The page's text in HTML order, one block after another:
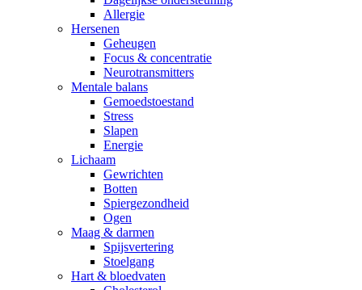
Allergie
Hersenen
Geheugen
Focus & concentratie
Neurotransmitters
Mentale balans
Gemoedstoestand
Stress
Slapen
Energie
Lichaam
Gewrichten
Botten
Spiergezondheid
Ogen
Maag & darmen
Spijsvertering
Stoelgang
Hart & bloedvaten